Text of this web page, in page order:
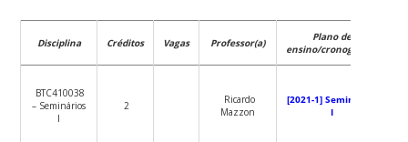
Disciplina Créditos Vagas Professor(a)
Plano de
ensino/cronograma
BTC410038
– Seminários
I
2
Ricardo
Mazzon
[2021-1] Seminários
I